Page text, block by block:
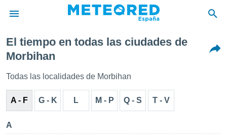
de
por
para
la
que se
a este
El tiempo en todas las ciudades de
Morbihan
Todas las localidades de Morbihan
A - F G - K L M - P Q - S T - V
A